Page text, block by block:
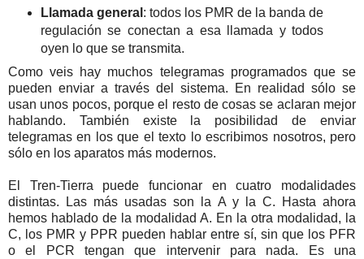
Llamada general : todos los PMR de la banda de
regulación se conectan a esa llamada y todos
oyen lo que se transmita.
Como veis hay muchos telegramas programados que se
pueden enviar a través del sistema. En realidad sólo se
usan unos pocos, porque el resto de cosas se aclaran mejor
hablando. También existe la posibilidad de enviar
telegramas en los que el texto lo escribimos nosotros, pero
sólo en los aparatos más modernos.
El Tren-Tierra puede funcionar en cuatro modalidades
distintas. Las más usadas son la A y la C. Hasta ahora
hemos hablado de la modalidad A. En la otra modalidad, la
C, los PMR y PPR pueden hablar entre sí, sin que los PFR
o el PCR tengan que intervenir para nada. Es una